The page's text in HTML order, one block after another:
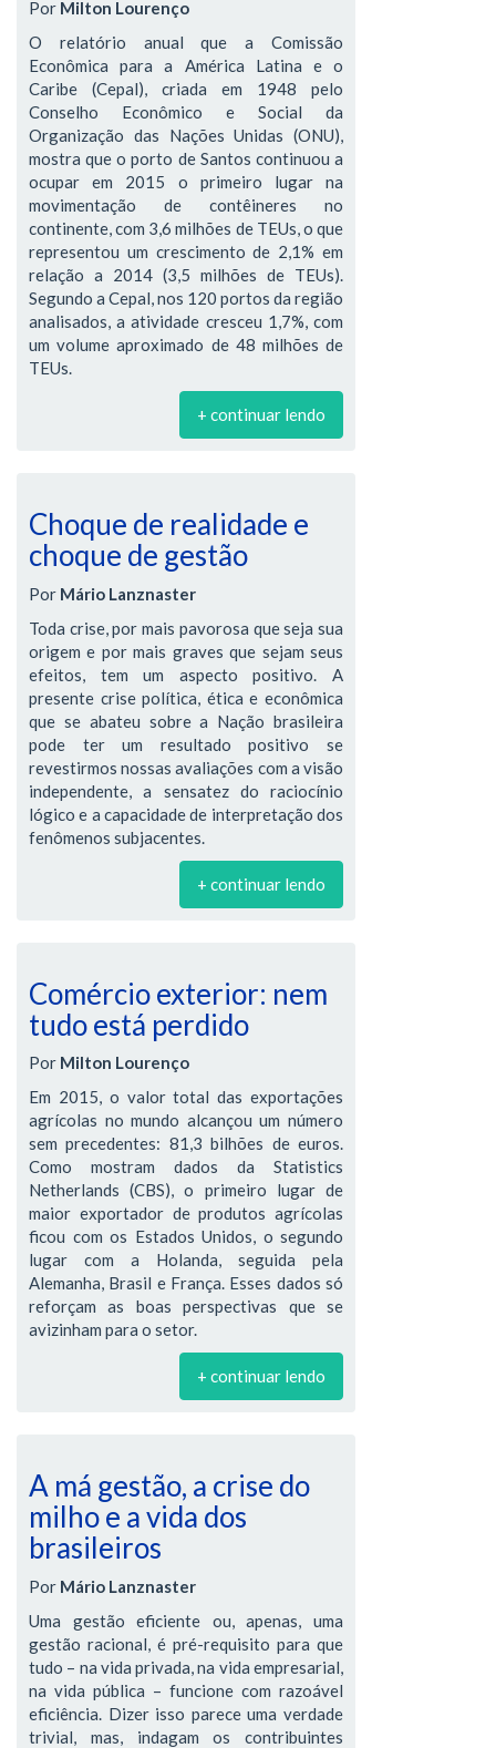
Por Milton Lourenço
O relatório anual que a Comissão
Econômica para a América Latina e o
Caribe (Cepal), criada em 1948 pelo
Conselho Econômico e Social da
Organização das Nações Unidas (ONU),
mostra que o porto de Santos continuou a
ocupar em 2015 o primeiro lugar na
movimentação de contêineres no
continente, com 3,6 milhões de TEUs, o que
representou um crescimento de 2,1% em
relação a 2014 (3,5 milhões de TEUs).
Segundo a Cepal, nos 120 portos da região
analisados, a atividade cresceu 1,7%, com
um volume aproximado de 48 milhões de
TEUs.
+ continuar lendo
Choque de realidade e
choque de gestão
Por Mário Lanznaster
Toda crise, por mais pavorosa que seja sua
origem e por mais graves que sejam seus
efeitos, tem um aspecto positivo. A
presente crise política, ética e econômica
que se abateu sobre a Nação brasileira
pode ter um resultado positivo se
revestirmos nossas avaliações com a visão
independente, a sensatez do raciocínio
lógico e a capacidade de interpretação dos
fenômenos subjacentes.
+ continuar lendo
Comércio exterior: nem
tudo está perdido
Por Milton Lourenço
Em 2015, o valor total das exportações
agrícolas no mundo alcançou um número
sem precedentes: 81,3 bilhões de euros.
Como mostram dados da Statistics
Netherlands (CBS), o primeiro lugar de
maior exportador de produtos agrícolas
ficou com os Estados Unidos, o segundo
lugar com a Holanda, seguida pela
Alemanha, Brasil e França. Esses dados só
reforçam as boas perspectivas que se
avizinham para o setor.
+ continuar lendo
A má gestão, a crise do
milho e a vida dos
brasileiros
Por Mário Lanznaster
Uma gestão eficiente ou, apenas, uma
gestão racional, é pré-requisito para que
tudo – na vida privada, na vida empresarial,
na vida pública – funcione com razoável
eficiência. Dizer isso parece uma verdade
trivial, mas, indagam os contribuintes